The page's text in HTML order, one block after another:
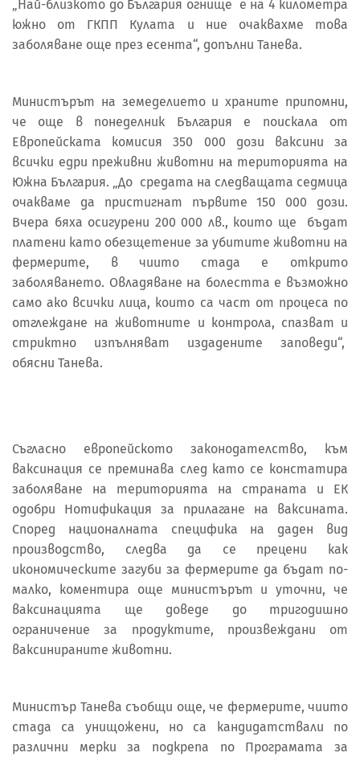
„Най-близкото до България огнище е на 4 километра
южно от ГКПП Кулата и ние очаквахме това
заболяване още през есента“, допълни Танева.
Министърът на земеделието и храните припомни,
че още в понеделник България е поискала от
Европейската комисия 350 000 дози ваксини за
всички едри преживни животни на територията на
Южна България. „До средата на следващата седмица
очакваме да пристигнат първите 150 000 дози.
Вчера бяха осигурени 200 000 лв., които ще бъдат
платени като обезщетение за убитите животни на
фермерите, в чиито стада е открито
заболяването. Овладяване на болестта е възможно
само ако всички лица, които са част от процеса по
отглеждане на животните и контрола, спазват и
стриктно изпълняват издадените заповеди“,
обясни Танева.
Съгласно европейското законодателство, към
ваксинация се преминава след като се констатира
заболяване на територията на страната и ЕК
одобри Нотификация за прилагане на ваксината.
Според националната специфика на даден вид
производство, следва да се прецени как
икономическите загуби за фермерите да бъдат по-
малко, коментира още министърът и уточни, че
ваксинацията ще доведе до тригодишно
ограничение за продуктите, произвеждани от
ваксинираните животни.
Министър Танева съобщи още, че фермерите, чиито
стада са унищожени, но са кандидатствали по
различни мерки за подкрепа по Програмата за